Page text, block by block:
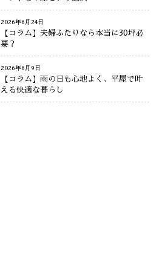
2026年6月24日
【コラム】夫婦ふたりなら本当に30坪必
要？
2026年6月9日
【コラム】雨の日も心地よく、平屋で叶
える快適な暮らし